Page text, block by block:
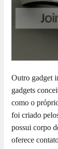
Outro gadget
gadgets
como o
foi criado
possui corpo
oferece